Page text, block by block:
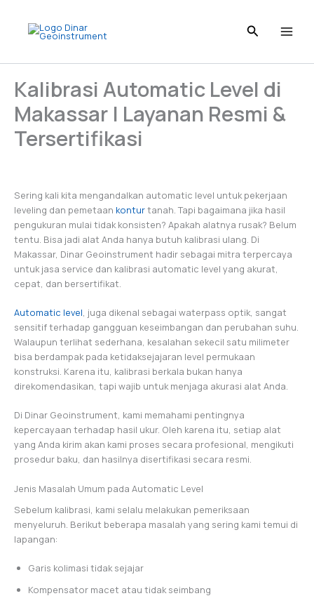
content
s
r
a
m
n
I
n
k
n
e
s
t
c
Kalibrasi Automatic Level di
Makassar | Layanan Resmi &
Tersertifikasi
Sering kali kita mengandalkan automatic level untuk pekerjaan
leveling dan pemetaan konturtanah. Tapi bagaimana jika hasil
pengukuran mulai tidak konsisten? Apakah alatnya rusak? Belum
tentu. Bisa jadi alat Anda hanya butuh kalibrasi ulang. Di
Makassar, Dinar Geoinstrument hadir sebagai mitra terpercaya
untuk jasa service dan kalibrasi automatic level yang akurat,
cepat, dan bersertifikat.
Automatic level, juga dikenal sebagai waterpass optik, sangat
sensitif terhadap gangguan keseimbangan dan perubahan suhu.
Walaupun terlihat sederhana, kesalahan sekecil satu milimeter
bisa berdampak pada ketidaksejajaran level permukaan
konstruksi. Karena itu, kalibrasi berkala bukan hanya
direkomendasikan, tapi wajib untuk menjaga akurasi alat Anda.
Di Dinar Geoinstrument, kami memahami pentingnya
kepercayaan terhadap hasil ukur. Oleh karena itu, setiap alat
yang Anda kirim akan kami proses secara profesional, mengikuti
prosedur baku, dan hasilnya disertifikasi secara resmi.
Jenis Masalah Umum pada Automatic Level
Sebelum kalibrasi, kami selalu melakukan pemeriksaan
menyeluruh. Berikut beberapa masalah yang sering kami temui di
lapangan:
Garis kolimasi tidak sejajar
Kompensator macet atau tidak seimbang